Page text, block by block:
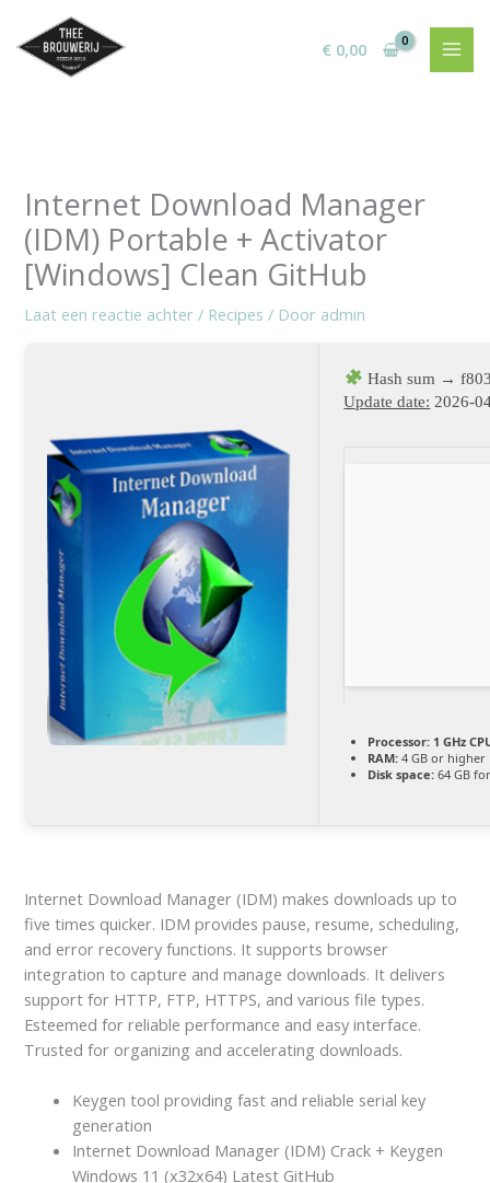
naar
€0,00
Internet Download Manager
(IDM) Portable + Activator
[Windows] Clean GitHub
Laat een reactie achter / Recipes / Door admin
Hash sum →
Update date: 2026-
Processor: 1 GHz
RAM: 4 GB or higher
Disk space: 64 GB
Internet Download Manager (IDM) makes downloads up to
five times quicker. IDM provides pause, resume, scheduling,
and error recovery functions. It supports browser
integration to capture and manage downloads. It delivers
support for HTTP, FTP, HTTPS, and various file types.
Esteemed for reliable performance and easy interface.
Trusted for organizing and accelerating downloads.
Keygen tool providing fast and reliable serial key
generation
Internet Download Manager (IDM) Crack + Keygen
Windows 11 (x32x64) Latest GitHub